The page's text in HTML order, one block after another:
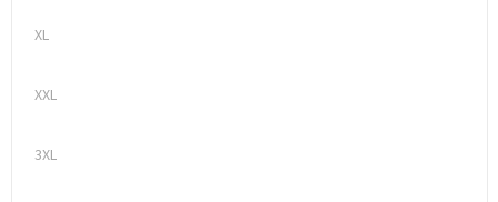
XL
XXL
3XL